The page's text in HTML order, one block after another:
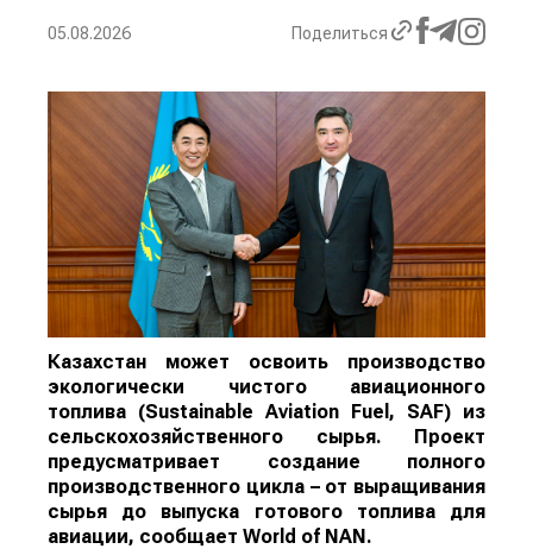
05.08.2026 Поделиться
Казахстан может освоить производство
экологически чистого авиационного
топлива (Sustainable Aviation Fuel, SAF) из
сельскохозяйственного сырья. Проект
предусматривает создание полного
производственного цикла – от выращивания
сырья до выпуска готового топлива для
авиации, сообщает World of NAN.